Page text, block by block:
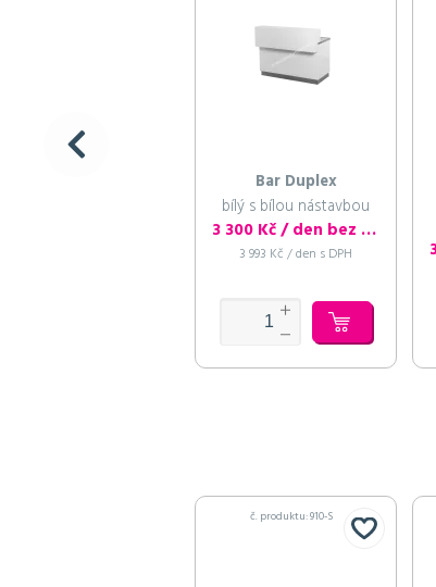
Bar Duplex
bílý s bílou nástavbou
3 300 Kč / den bez DPH
3 993 Kč / den s DPH
č. produktu: 910-S